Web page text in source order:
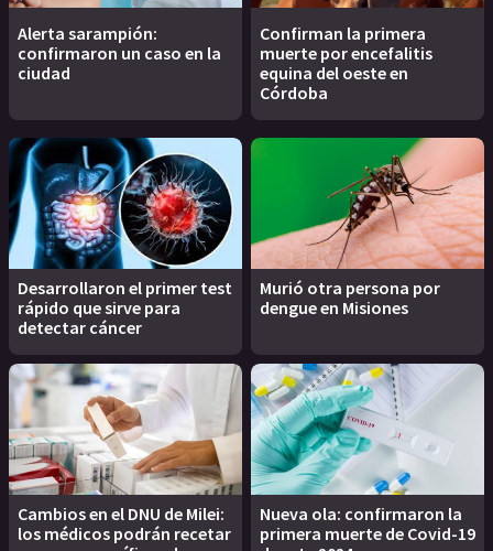
Alerta sarampión:
confirmaron un caso en la
ciudad
Confirman la primera
muerte por encefalitis
equina del oeste en
Córdoba
Desarrollaron el primer test
rápido que sirve para
detectar cáncer
Murió otra persona por
dengue en Misiones
Cambios en el DNU de Milei:
los médicos podrán recetar
Nueva ola: confirmaron la
primera muerte de Covid-19